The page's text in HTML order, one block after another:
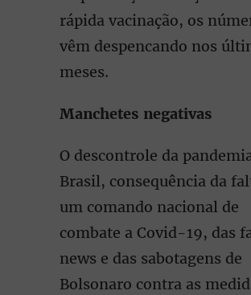
rápida vacinação, os
vêm despencando nos
meses.
Manchetes negativas
O descontrole da
Brasil, consequência da
um comando nacional de
combate a Covid-19, das
news e das sabotagens de
Bolsonaro contra as